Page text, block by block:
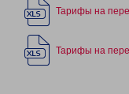
Тарифы на
Тарифы на